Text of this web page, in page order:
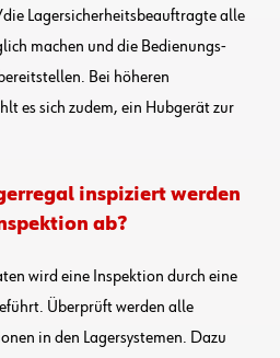
Lagersicherheitsbeauftragte alle
machen und die Bedienungs-
Bei höheren
es sich zudem, ein Hubgerät zur
inspiziert werden
ab?
wird eine Inspektion durch eine
Überprüft werden alle
in den Lagersystemen. Dazu